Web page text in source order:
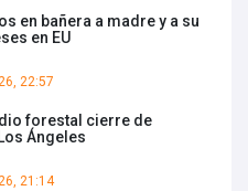
en bañera a madre y a su
en EU
22:57
forestal cierre de
Ángeles
21:14